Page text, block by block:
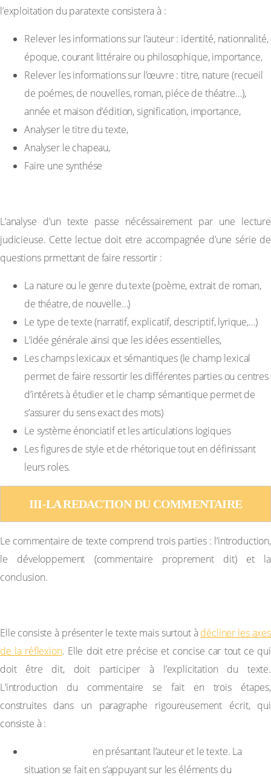
l’exploitation du paratexte consistera à :
Relever les informations sur l’auteur : identité, nationnalité,
époque, courant littéraire ou philosophique, importance,
Relever les informations sur l’œuvre : titre, nature (recueil
de poémes, de nouvelles, roman, piéce de théatre…),
année et maison d’édition, signification, importance,
Analyser le titre du texte,
Analyser le chapeau,
Faire une synthése
L’analyse d’un texte passe nécéssairement par une lecture
judicieuse. Cette lectue doit etre accompagnée d’une série de
questions prmettant de faire ressortir :
La nature ou le genre du texte (poème, extrait de roman,
de théatre, de nouvelle…)
Le type de texte (narratif, explicatif, descriptif, lyrique,…)
L’idée générale ainsi que les idées essentielles,
Les champs lexicaux et sémantiques (le champ lexical
permet de faire ressortir les différentes parties ou centres
d’intérets à étudier et le champ sémantique permet de
s’assurer du sens exact des mots)
Le système énonciatif et les articulations logiques
Les figures de style et de rhétorique tout en définissant
leurs roles.
III-LA REDACTION DU COMMENTAIRE
Le commentaire de texte comprend trois parties : l’introduction,
le développement (commentaire proprement dit) et la
conclusion.
Elle consiste à présenter le texte mais surtout àdécliner les axes
de la réflexion. Elle doit etre précise et concise car tout ce qui
doit être dit, doit participer à l’explicitation du texte.
L’introduction du commentaire se fait en trois étapes,
construites dans un paragraphe rigoureusement écrit, qui
consiste à :
en présantant l’auteur et le texte. La
situation se fait en s’appuyant sur les éléments du